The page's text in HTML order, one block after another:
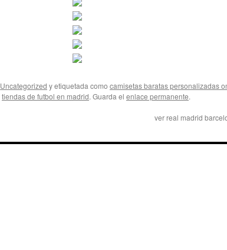
Uncategorized y etiquetada como camisetas baratas personalizadas
tiendas de futbol en madrid. Guarda el enlace permanente.
ver real madrid